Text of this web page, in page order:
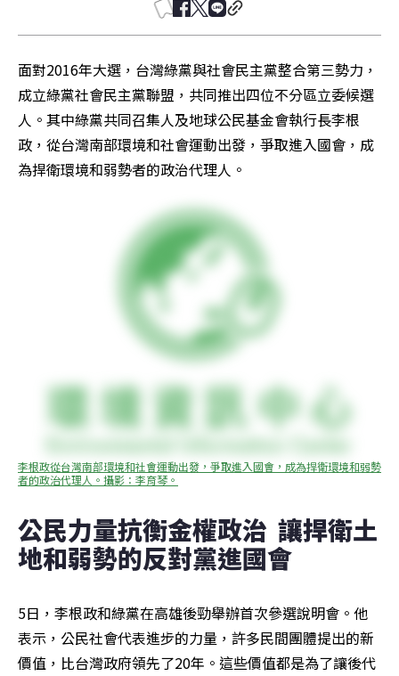
面對2016年大選，台灣綠黨與社會民主黨整合第三勢力，
成立綠黨社會民主黨聯盟，共同推出四位不分區立委候選
人。其中綠黨共同召集人及地球公民基金會執行長李根
政，從台灣南部環境和社會運動出發，爭取進入國會，成
為捍衛環境和弱勢者的政治代理人。
李根政從台灣南部環境和社會運動出發，爭取進入國會，成為捍衛環境和弱勢
者的政治代理人。攝影：李育琴。
公民力量抗衡金權政治  讓捍衛土
地和弱勢的反對黨進國會
5日，李根政和綠黨在高雄後勁舉辦首次參選說明會。他
表示，公民社會代表進步的力量，許多民間團體提出的新
價值，比台灣政府領先了20年。這些價值都是為了讓後代